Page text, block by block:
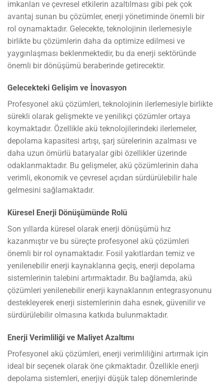
imkanları ve çevresel etkilerin azaltılması gibi pek çok
avantaj sunan bu çözümler, enerji yönetiminde önemli bir
rol oynamaktadır. Gelecekte, teknolojinin ilerlemesiyle
birlikte bu çözümlerin daha da optimize edilmesi ve
yaygınlaşması beklenmektedir, bu da enerji sektöründe
önemli bir dönüşümü beraberinde getirecektir.
Gelecekteki Gelişim ve İnovasyon
Profesyonel akü çözümleri, teknolojinin ilerlemesiyle birlikte
sürekli olarak gelişmekte ve yenilikçi çözümler ortaya
koymaktadır. Özellikle akü teknolojilerindeki ilerlemeler,
depolama kapasitesi artışı, şarj sürelerinin azalması ve
daha uzun ömürlü bataryalar gibi özellikler üzerinde
odaklanmaktadır. Bu gelişmeler, akü çözümlerinin daha
verimli, ekonomik ve çevresel açıdan sürdürülebilir hale
gelmesini sağlamaktadır.
Küresel Enerji Dönüşümünde Rolü
Son yıllarda küresel olarak enerji dönüşümü hız
kazanmıştır ve bu süreçte profesyonel akü çözümleri
önemli bir rol oynamaktadır. Fosil yakıtlardan temiz ve
yenilenebilir enerji kaynaklarına geçiş, enerji depolama
sistemlerinin talebini artırmaktadır. Bu bağlamda, akü
çözümleri yenilenebilir enerji kaynaklarının entegrasyonunu
destekleyerek enerji sistemlerinin daha esnek, güvenilir ve
sürdürülebilir olmasına katkıda bulunmaktadır.
Enerji Verimliliği ve Maliyet Azaltımı
Profesyonel akü çözümleri, enerji verimliliğini artırmak için
ideal bir seçenek olarak öne çıkmaktadır. Özellikle enerji
depolama sistemleri, enerjiyi düşük talep dönemlerinde